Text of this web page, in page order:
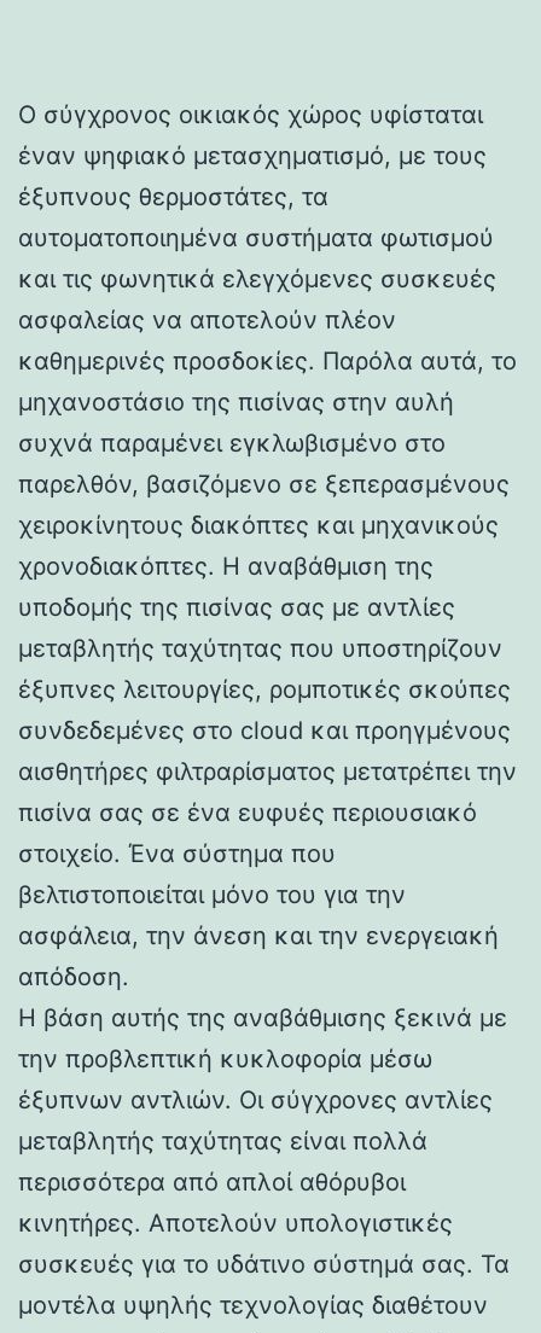
Ο σύγχρονος οικιακός χώρος υφίσταται
έναν ψηφιακό μετασχηματισμό, με τους
έξυπνους θερμοστάτες, τα
αυτοματοποιημένα συστήματα φωτισμού
και τις φωνητικά ελεγχόμενες συσκευές
ασφαλείας να αποτελούν πλέον
καθημερινές προσδοκίες. Παρόλα αυτά, το
μηχανοστάσιο της πισίνας στην αυλή
συχνά παραμένει εγκλωβισμένο στο
παρελθόν, βασιζόμενο σε ξεπερασμένους
χειροκίνητους διακόπτες και μηχανικούς
χρονοδιακόπτες. Η αναβάθμιση της
υποδομής της πισίνας σας με αντλίες
μεταβλητής ταχύτητας που υποστηρίζουν
έξυπνες λειτουργίες, ρομποτικές σκούπες
συνδεδεμένες στο cloud και προηγμένους
αισθητήρες φιλτραρίσματος μετατρέπει την
πισίνα σας σε ένα ευφυές περιουσιακό
στοιχείο. Ένα σύστημα που
βελτιστοποιείται μόνο του για την
ασφάλεια, την άνεση και την ενεργειακή
απόδοση.
Η βάση αυτής της αναβάθμισης ξεκινά με
την προβλεπτική κυκλοφορία μέσω
έξυπνων αντλιών. Οι σύγχρονες αντλίες
μεταβλητής ταχύτητας είναι πολλά
περισσότερα από απλοί αθόρυβοι
κινητήρες. Αποτελούν υπολογιστικές
συσκευές για το υδάτινο σύστημά σας. Τα
μοντέλα υψηλής τεχνολογίας διαθέτουν